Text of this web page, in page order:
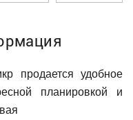
продается удобное
планировкой и